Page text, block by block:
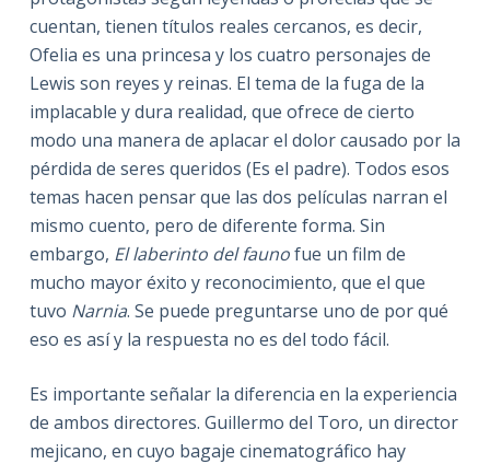
cuentan, tienen títulos reales cercanos, es decir,
Ofelia es una princesa y los cuatro personajes de
Lewis son reyes y reinas. El tema de la fuga de la
implacable y dura realidad, que ofrece de cierto
modo una manera de aplacar el dolor causado por la
pérdida de seres queridos (Es el padre). Todos esos
temas hacen pensar que las dos películas narran el
mismo cuento, pero de diferente forma. Sin
embargo, El laberinto del faunofue un film de
mucho mayor éxito y reconocimiento, que el que
tuvo Narnia. Se puede preguntarse uno de por qué
eso es así y la respuesta no es del todo fácil.
Es importante señalar la diferencia en la experiencia
de ambos directores. Guillermo del Toro, un director
mejicano, en cuyo bagaje cinematográfico hay